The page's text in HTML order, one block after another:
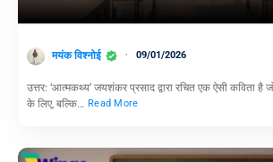
मयंक विश्नोई 09/01/2026
उत्तर: ‘आत्मकथ्य’ जयशंकर प्रसाद द्वारा रचित एक ऐसी कविता
के लिए, बल्कि… Read More